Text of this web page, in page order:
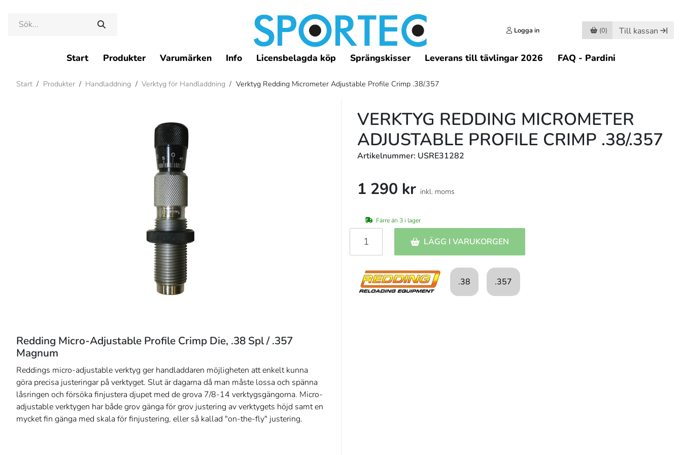
Logga in (0) Till kassan
Start Produkter Varumärken Info Licensbelagda köp Sprängskisser Leverans till tävlingar 2026 FAQ - Pardini
Start / Produkter / Handladdning / Verktyg för Handladdning / Verktyg Redding Micrometer Adjustable Profile Crimp .38/.357
VERKTYG REDDING MICROMETER
ADJUSTABLE PROFILE CRIMP .38/.357
Artikelnummer: USRE31282
1 290 kr inkl. moms
Färre än 3 i lager
LÄGG I VARUKORGEN
.38 .357
Redding Micro-Adjustable Profile Crimp Die, .38 Spl / .357
Magnum
Reddings micro-adjustable verktyg ger handladdaren möjligheten att enkelt kunna
göra precisa justeringar på verktyget. Slut är dagarna då man måste lossa och spänna
låsringen och försöka finjustera djupet med de grova 7/8-14 verktygsgängorna. Micro-
adjustable verktygen har både grov gänga för grov justering av verktygets höjd samt en
mycket fin gänga med skala för finjustering, eller så kallad "on-the-fly" justering.